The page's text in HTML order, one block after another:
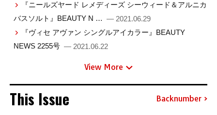
『ニールズヤード レメディーズ シーウィード＆アルニカ
バスソルト』BEAUTY N … — 2021.06.29
『ヴィセ アヴァン シングルアイカラー』BEAUTY
NEWS 2255号 — 2021.06.22
View More
This Issue Backnumber